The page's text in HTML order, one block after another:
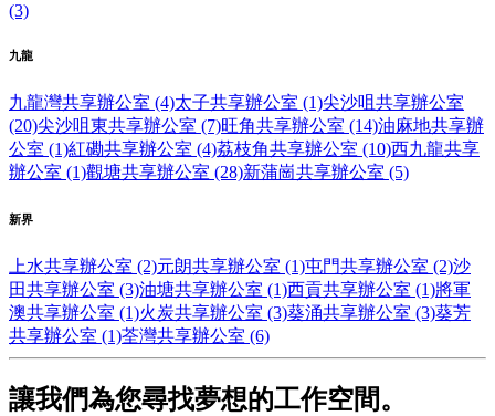
(3)
九龍
九龍灣共享辦公室 (4)太子共享辦公室 (1)尖沙咀共享辦公室
(20)尖沙咀東共享辦公室 (7)旺角共享辦公室 (14)油麻地共享辦
公室 (1)紅磡共享辦公室 (4)荔枝角共享辦公室 (10)西九龍共享
辦公室 (1)觀塘共享辦公室 (28)新蒲崗共享辦公室 (5)
新界
上水共享辦公室 (2)元朗共享辦公室 (1)屯門共享辦公室 (2)沙
田共享辦公室 (3)油塘共享辦公室 (1)西貢共享辦公室 (1)將軍
澳共享辦公室 (1)火炭共享辦公室 (3)葵涌共享辦公室 (3)葵芳
共享辦公室 (1)荃灣共享辦公室 (6)
讓我們為您尋找夢想的工作空間。